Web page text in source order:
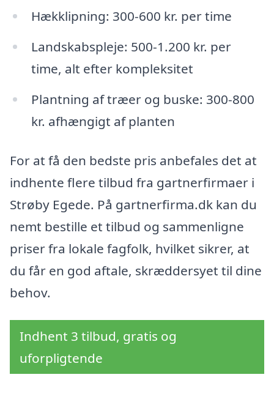
Hækklipning: 300-600 kr. per time
Landskabspleje: 500-1.200 kr. per
time, alt efter kompleksitet
Plantning af træer og buske: 300-800
kr. afhængigt af planten
For at få den bedste pris anbefales det at
indhente flere tilbud fra gartnerfirmaer i
Strøby Egede. På gartnerfirma.dk kan du
nemt bestille et tilbud og sammenligne
priser fra lokale fagfolk, hvilket sikrer, at
du får en god aftale, skræddersyet til dine
behov.
Indhent 3 tilbud, gratis og
uforpligtende